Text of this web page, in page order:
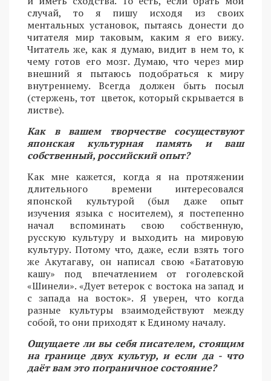
случай, то я пишу исходя из своих
ментальных установок, пытаясь донести до
читателя мир таковым, каким я его вижу.
Читатель же, как я думаю, видит в нем то, к
чему готов его мозг. Думаю, что через мир
внешний я пытаюсь подобраться к миру
внутреннему. Всегда должен быть посыл
(стержень, тот цветок, который скрывается в
листве).
Как в вашем творчестве сосуществуют
японская культурная память и ваш
собственный, российский опыт?
Как мне кажется, когда я на протяжении
длительного времени интересовался
японской культурой (был даже опыт
изучения языка с носителем), я постепенно
начал вспоминать свою собственную,
русскую культуру и выходить на мировую
культуру. Потому что, даже, если взять того
же Акутагаву, он написал свою «Бататовую
кашу» под впечатлением от гоголевской
«Шинели». «Дует ветерок с востока на запад и
с запада на восток». Я уверен, что когда
разные культуры взаимодействуют между
собой, то они приходят к Единому началу.
Ощущаете ли вы себя писателем, стоящим
на границе двух культур, и если да - что
даёт вам это пограничное состояние?